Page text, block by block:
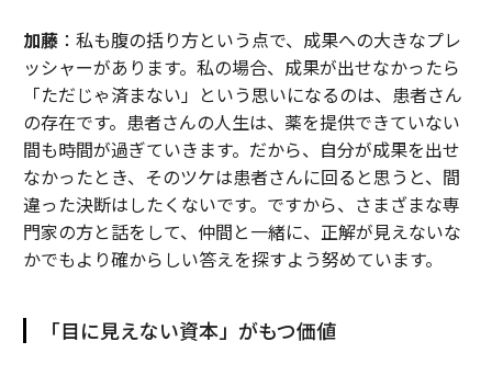
加藤：私も腹の括り方という点で、成果への大きなプレ
ッシャーがあります。私の場合、成果が出せなかったら
「ただじゃ済まない」という思いになるのは、患者さん
の存在です。患者さんの人生は、薬を提供できていない
間も時間が過ぎていきます。だから、自分が成果を出せ
なかったとき、そのツケは患者さんに回ると思うと、間
違った決断はしたくないです。ですから、さまざまな専
門家の方と話をして、仲間と一緒に、正解が見えないな
かでもより確からしい答えを探すよう努めています。
「目に見えない資本」がもつ価値